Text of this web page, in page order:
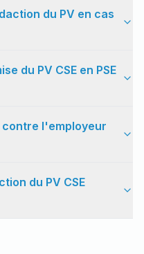
du PV en cas
du PV CSE en PSE
contre l'employeur
du PV CSE